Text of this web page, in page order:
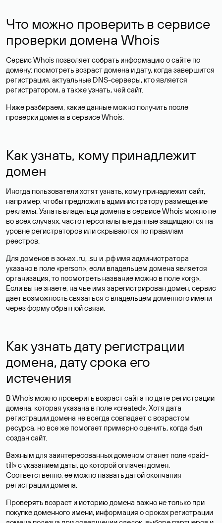
Что можно проверить в сервисе
проверки домена Whois
Сервис Whois позволяет собрать информацию о сайте по
домену: посмотреть возраст домена и дату, когда завершится
регистрация, актуальные DNS-серверы, кто является
регистратором, а также узнать, чей сайт.
Ниже разбираем, какие данные можно получить после
проверки домена в сервисе Whois.
Как узнать, кому принадлежит
домен
Иногда пользователи хотят узнать, кому принадлежит сайт,
например, чтобы предложить администратору размещение
рекламы. Узнать владельца домена в сервисе Whois можно не
во всех случаях: часто персональные данныезащищаются на
уровне регистраторов или скрываются по правилам
реестров.
Для доменов в зонах .ru, .su и .рф имя администратора
указано в поле «person», если владельцем домена является
организация, то посмотреть название можно в поле «org».
Если вы не знаете, на чье имя зарегистрирован домен, сервис
дает возможность связаться с владельцем доменного имени
через форму обратной связи.
Как узнать дату регистрации
домена, дату срока его
истечения
В Whois можно проверить возраст сайта по дате регистрации
домена, которая указана в поле «created». Хотя дата
регистрации домена не всегда совпадает с возрастом
ресурса, но все же помогает примерно оценить, когда был
создан сайт.
Важным для заинтересованных доменом станет поле «paid-
till» с указанием даты, до которой оплачен домен.
Соответственно, ее можно назвать датой окончания
регистрации домена.
Проверять возраст и историю домена важно не только при
покупке доменного имени, информация о сроках регистрации